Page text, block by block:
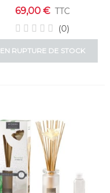
69,00 € TTC
(0)
EN RUPTURE DE STOCK